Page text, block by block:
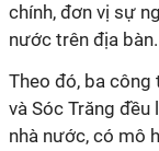
chính, đơn vị sự
nước trên địa bàn.
Theo đó, ba công
và Sóc Trăng đều
nhà nước, có mô